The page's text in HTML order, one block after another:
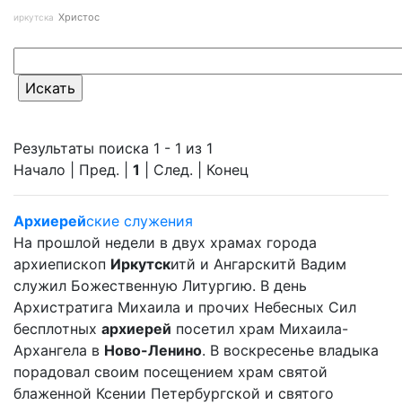
иркутска Христос
Результаты поиска 1 - 1 из 1
Начало | Пред. | 1 | След. | Конец
Архиерейские служения
На прошлой недели в двух храмах города
архиепископ Иркутскитй и Ангарскитй Вадим
служил Божественную Литургию. В день
Архистратига Михаила и прочих Небесных Сил
бесплотных архиерей посетил храм Михаила-
Архангела в Ново-Ленино. В воскресенье владыка
порадовал своим посещением храм святой
блаженной Ксении Петербургской и святого